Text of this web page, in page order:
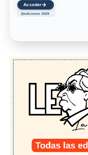
Acceder→
ediciones 2026